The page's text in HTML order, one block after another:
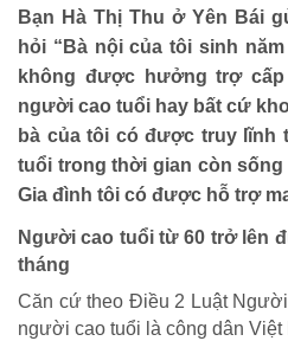
HOẠT ĐỘNG NHÂN ĐẠO
Hoạt động nhân đạo cả nước
Bạn Hà Thị Thu ở Yên Bái
hỏi “Bà nội của tôi sinh
không được hưởng trợ
người cao tuổi hay bất cứ
bà của tôi có được truy lĩnh
tuổi trong thời gian còn
Gia đình tôi có được hỗ trợ
Người cao tuổi từ 60 trở lên
tháng
Căn cứ theo Điều 2 Luật
người cao tuổi là công dân